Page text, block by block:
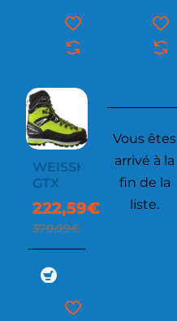
-40%
WEISSHORN
GTX
222,59€
370,99€
Vous êtes
arrivé à la
fin de la
liste.